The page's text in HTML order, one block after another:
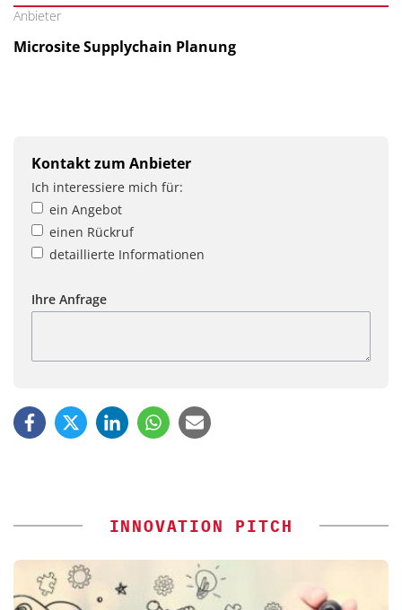
Anbieter
Microsite Supplychain Planung
Kontakt zum Anbieter
Ich interessiere mich für:
ein Angebot
einen Rückruf
detaillierte Informationen
Ihre Anfrage
INNOVATION PITCH